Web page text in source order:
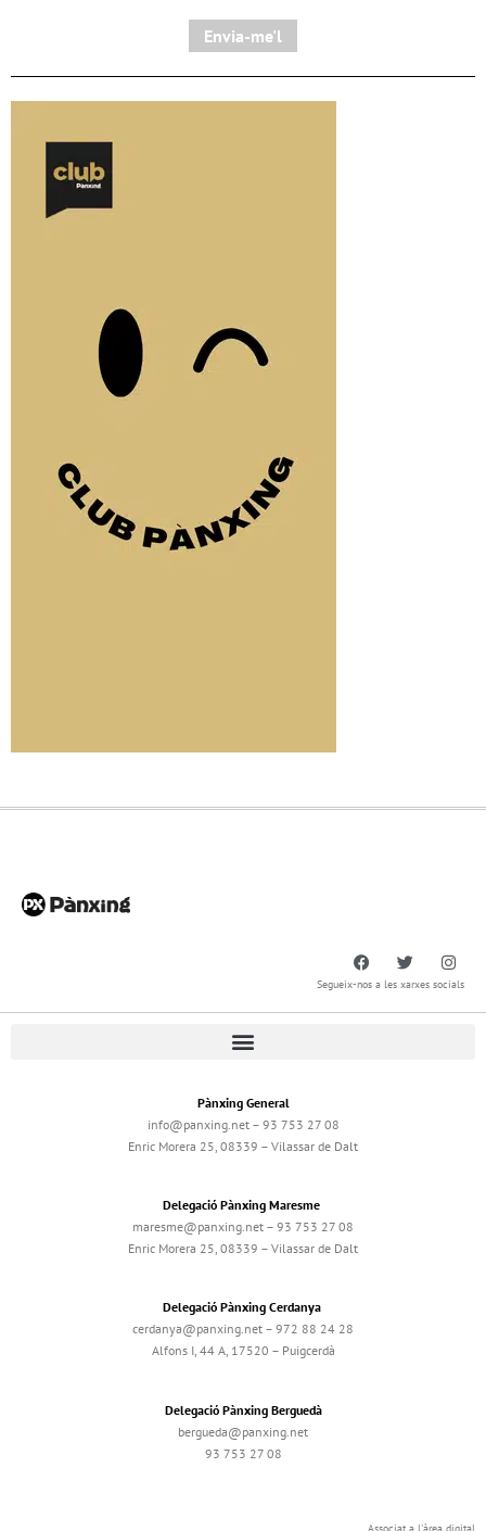
Envia-me'l
Segueix-nos a les xarxes socials
Pànxing General
info@panxing.net – 93 753 27 08
Enric Morera 25, 08339 – Vilassar de Dalt
Delegació Pànxing Maresme
maresme@panxing.net – 93 753 27 08
Enric Morera 25, 08339 – Vilassar de Dalt
Delegació Pànxing Cerdanya
cerdanya@panxing.net – 972 88 24 28
Alfons I, 44 A, 17520 – Puigcerdà
Delegació Pànxing Berguedà
bergueda@panxing.net
93 753 27 08